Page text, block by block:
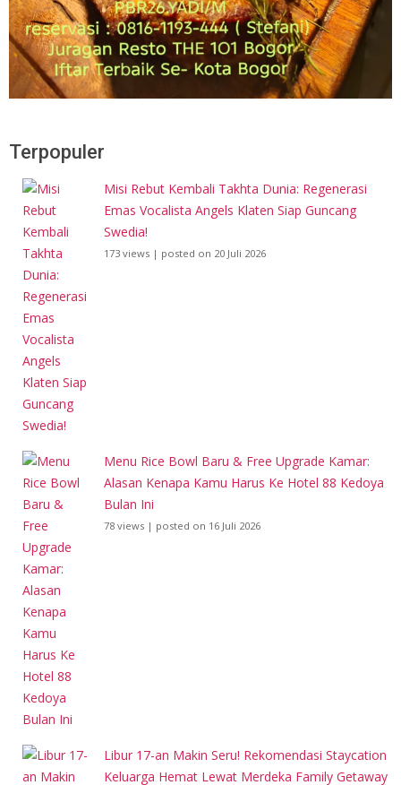
Terpopuler
Misi Rebut Kembali Takhta Dunia: Regenerasi
Emas Vocalista Angels Klaten Siap Guncang
Swedia!
173 views | posted on 20 Juli 2026
Menu Rice Bowl Baru & Free Upgrade Kamar:
Alasan Kenapa Kamu Harus Ke Hotel 88 Kedoya
Bulan Ini
78 views | posted on 16 Juli 2026
Libur 17-an Makin Seru! Rekomendasi Staycation
Keluarga Hemat Lewat Merdeka Family Getaway